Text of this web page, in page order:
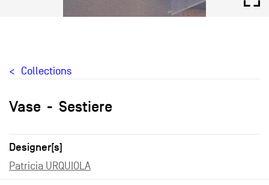
Collections
Vase Sestiere
Designer[s]
Patricia URQUIOLA